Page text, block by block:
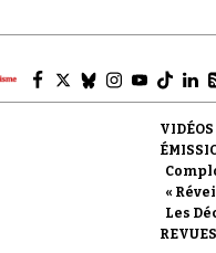
VIDÉOS
«
Les